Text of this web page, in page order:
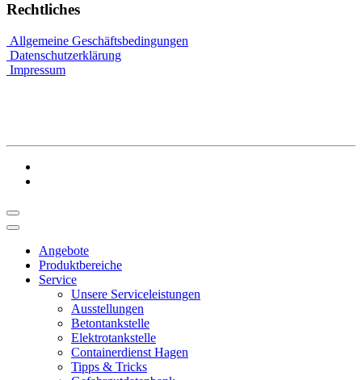
Rechtliches
Allgemeine Geschäftsbedingungen
Datenschutzerklärung
Impressum
Angebote
Produktbereiche
Service
Unsere Serviceleistungen
Ausstellungen
Betontankstelle
Elektrotankstelle
Containerdienst Hagen
Tipps & Tricks